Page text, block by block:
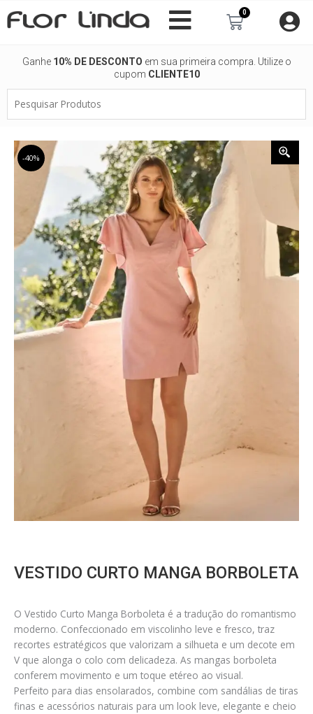
para
0
Carrinho
Ganhe 10% DE DESCONTO em sua primeira compra. Utilize o
cupom CLIENTE10
Produtos
-40%
VESTIDO CURTO MANGA BORBOLETA
O Vestido Curto Manga Borboleta é a tradução do romantismo
moderno. Confeccionado em viscolinho leve e fresco, traz
recortes estratégicos que valorizam a silhueta e um decote em
V que alonga o colo com delicadeza. As mangas borboleta
conferem movimento e um toque etéreo ao visual.
Perfeito para dias ensolarados, combine com sandálias de tiras
finas e acessórios naturais para um look leve, elegante e cheio